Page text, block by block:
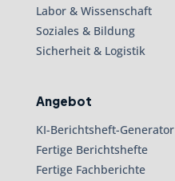
Labor & Wissenschaft
Soziales & Bildung
Sicherheit & Logistik
Angebot
KI-Berichtsheft-Generator
Fertige Berichtshefte
Fertige Fachberichte